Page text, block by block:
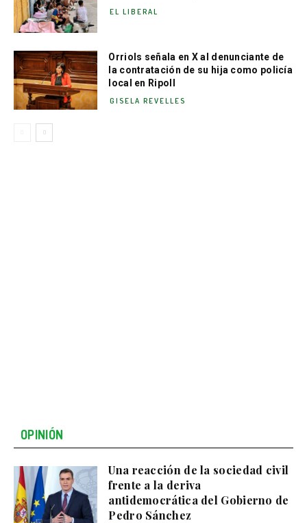
EL LIBERAL
Orriols señala en X al denunciante de
la contratación de su hija como policía
local en Ripoll
GISELA REVELLES
OPINIÓN
Una reacción de la sociedad civil
frente a la deriva
antidemocrática del Gobierno de
Pedro Sánchez